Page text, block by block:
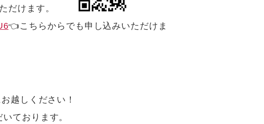
ただけます。
👈こちらからでも申し込みいただけま
越しください！
ております。